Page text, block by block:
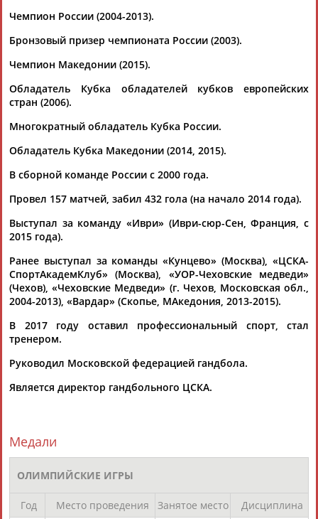
Дмитрий Торгованов назвал состав на отборочный матч
ЧЕ-2018 по гандболу со Словакией
Чипурин("Иври"), Денис Васильев...
13.06.2017
ЧМ-2017 по гандболу. Франция. Мужчины. 11-29 января
2017 года. Результаты и видео
Чипурин("Иври", Франция); Правые крайние...
29.01.2017
Поквитаться со Словенией - сборная России по гандболу
...Горбок был удален за удар соперника, а Егор Евдокимов и
Михаил Чипурин
(Проект: Информационное агентство СТАДИОН)
21.01.2017
Владимир Максимов: Ничего страшного не произошло. Игра
...и норвежцы легко с этим разбирались. Удачно стали
атаковатьМихаил
(Проект:Информационное агентство СТАДИОН)
Михаил Чипурин
сражались со...
15.01.2017
Гандболисты сборной России разгромили Латвию на "Кубке
Рижской думы"
Чемпион России (2004-2013).
Бронзовый призер чемпионата России (2003).
Чемпион Македонии (2015).
Обладатель Кубка обладателей кубков европейских
стран (2006).
Многократный обладатель Кубка России.
Обладатель Кубка Македонии (2014, 2015).
В сборной команде России с 2000 года.
Провел 157 матчей, забил 432 гола (на начало 2014 года).
Выступал за команду «Иври» (Иври-сюр-Сен, Франция, с
2015 года).
Ранее выступал за команды «Кунцево» (Москва), «ЦСКА-
СпортАкадемКлуб» (Москва), «УОР-Чеховские медведи»
(Чехов), «Чеховские Медведи» (г. Чехов, Московская обл.,
2004-2013), «Вардар» (Скопье, МАкедония, 2013-2015).
В 2017 году оставил профессиональный спорт, стал
тренером.
Руководил Московской федерацией гандбола.
Является директор гандбольного ЦСКА.
Медали
ОЛИМПИЙСКИЕ ИГРЫ
Год Место проведения Занятое место Дисциплина